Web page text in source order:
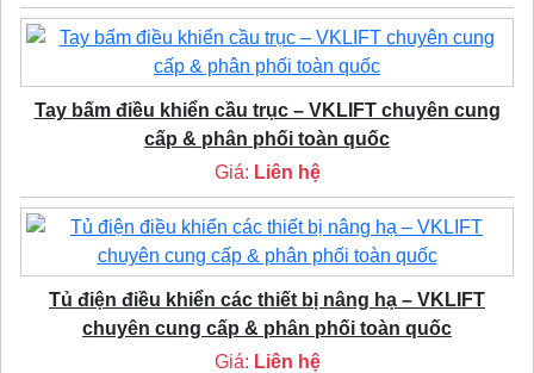
Tay bấm điều khiển cầu trục – VKLIFT chuyên cung
cấp & phân phối toàn quốc
Giá: Liên hệ
Tủ điện điều khiển các thiết bị nâng hạ – VKLIFT
chuyên cung cấp & phân phối toàn quốc
Giá: Liên hệ